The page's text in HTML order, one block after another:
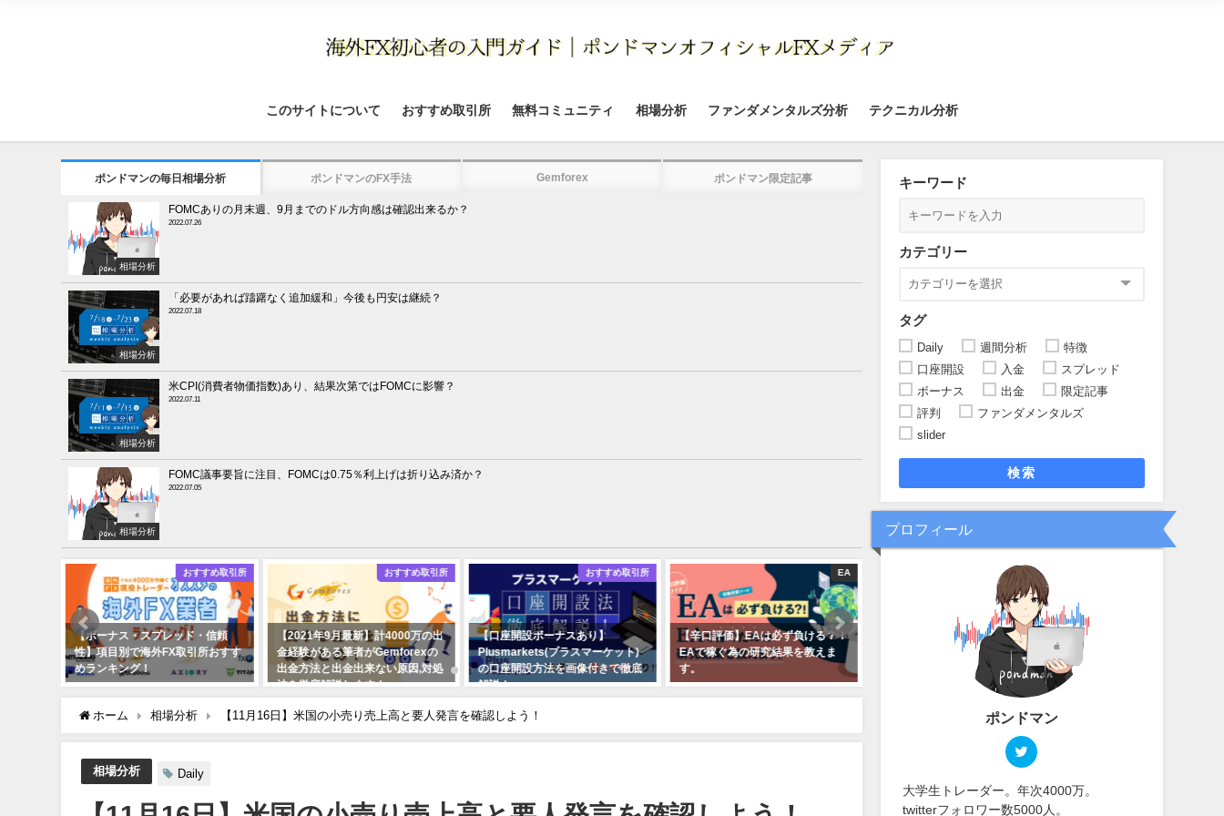
このサイトについて おすすめ取引所 無料コミュニティ 相場分析 ファンダメンタルズ分析 テクニカル分析
ポンドマンの毎日相場分析 ポンドマンのFX手法 Gemforex ポンドマン限定記事
相場分析
FOMCありの月末週、9月までのドル方向感は確認出来るか？
2022.07.26
相場分析
「必要があれば躊躇なく追加緩和」今後も円安は継続？
2022.07.18
相場分析
米CPI(消費者物価指数)あり、結果次第ではFOMCに影響？
2022.07.11
相場分析
FOMC議事要旨に注目、FOMCは0.75％利上げは折り込み済か？
2022.07.05
おすすめ取引所
【ボーナス・スプレッド・信頼
性】項目別で海外FX取引所おすす
めランキング！
おすすめ取引所
【2021年9月最新】計4000万の出
金経験がある筆者がGemforexの
出金方法と出金出来ない原因,対処
法を徹底解説します！
おすすめ取引所
【口座開設ボーナスあり】
Plusmarkets(プラスマーケット)
の口座開設方法を画像付きで徹底
解説！
EA
【辛口評価】EAは必ず負ける？！
EAで稼ぐ為の研究結果を教えま
す。
おすすめ取引所
【ボーナス・スプレッド・信頼
性】項目別で海外FX取引所おすす
【2021年9月最新】計4000
金経験がある筆者が
ホーム 相場分析 【11月16日】米国の小売り売上高と要人発言を確認しよう！
相場分析 Daily
キーワード
カテゴリー
タグ
Daily 週間分析
特徴
口座開設
入金
スプレッド
ボーナス
出金
限定記事
評判
ファンダメンタルズ
slider
検索
プロフィール
ポンドマン
大学生トレーダー。年次4000万。
twitterフォロワー数5000人。